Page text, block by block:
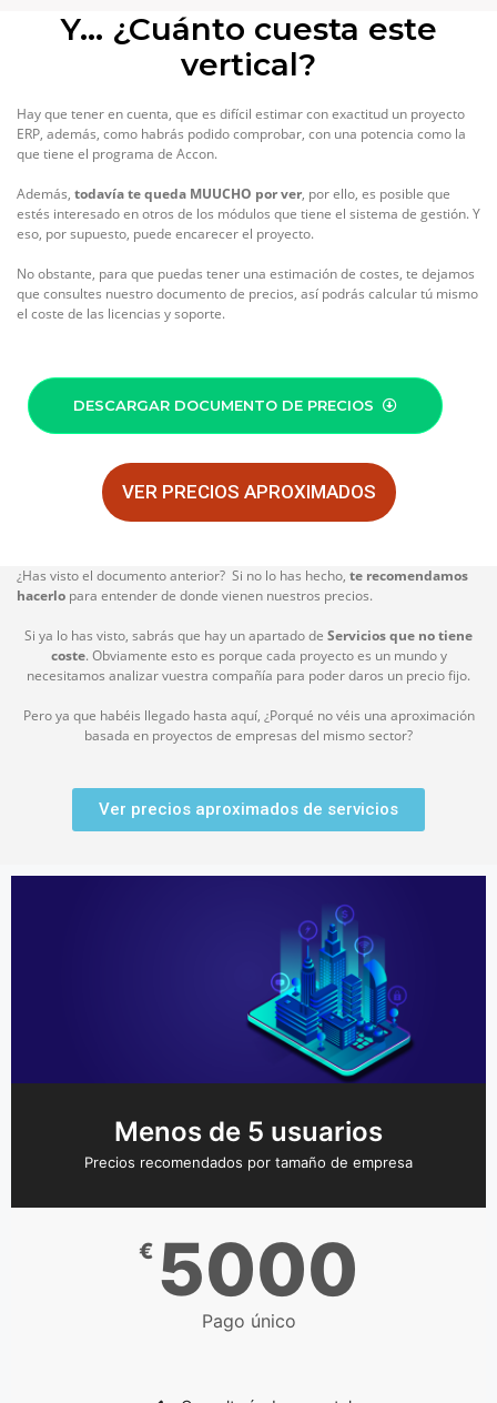
Y... ¿Cuánto cuesta este
vertical?
Hay que tener en cuenta, que es difícil estimar con exactitud un proyecto
ERP, además, como habrás podido comprobar, con una potencia como la
que tiene el programa de Accon.
Además, todavía te queda MUUCHO por ver, por ello, es posible que
estés interesado en otros de los módulos que tiene el sistema de gestión. Y
eso, por supuesto, puede encarecer el proyecto.
No obstante, para que puedas tener una estimación de costes, te dejamos
que consultes nuestro documento de precios, así podrás calcular tú mismo
el coste de las licencias y soporte.
DESCARGAR DOCUMENTO DE PRECIOS
VER PRECIOS APROXIMADOS
¿Has visto el documento anterior? Si no lo has hecho, te recomendamos
hacerlo para entender de donde vienen nuestros precios.
Si ya lo has visto, sabrás que hay un apartado de Servicios que no tiene
coste. Obviamente esto es porque cada proyecto es un mundo y
necesitamos analizar vuestra compañía para poder daros un precio fijo.
Pero ya que habéis llegado hasta aquí, ¿Porqué no véis una aproximación
basada en proyectos de empresas del mismo sector?
Ver precios aproximados de servicios
Menos de 5 usuarios
Precios recomendados por tamaño de empresa
€ 5000
Pago único